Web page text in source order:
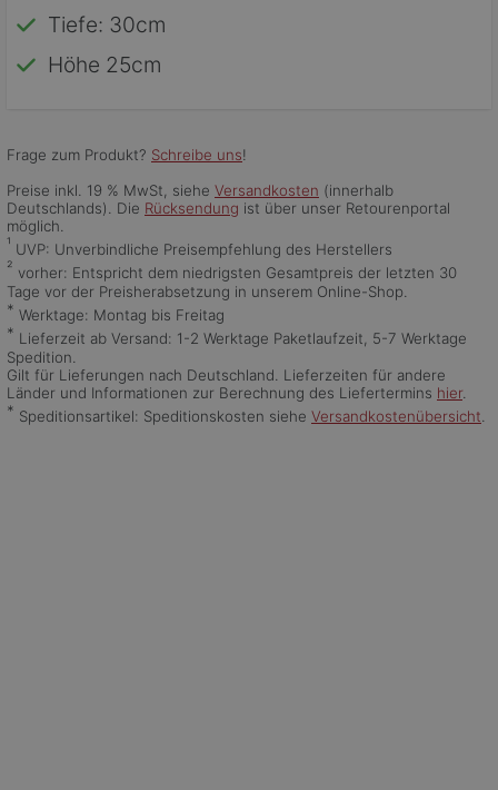
Tiefe: 30cm
Höhe 25cm
Frage zum Produkt? Schreibe uns!
Preise inkl. 19 % MwSt, siehe Versandkosten (innerhalb
Deutschlands). Die Rücksendung ist über unser Retourenportal
möglich.
¹ UVP: Unverbindliche Preisempfehlung des Herstellers
² vorher: Entspricht dem niedrigsten Gesamtpreis der letzten 30
Tage vor der Preisherabsetzung in unserem Online-Shop.
* Werktage: Montag bis Freitag
* Lieferzeit ab Versand: 1-2 Werktage Paketlaufzeit, 5-7 Werktage
Spedition.
Gilt für Lieferungen nach Deutschland. Lieferzeiten für andere
Länder und Informationen zur Berechnung des Liefertermins hier
* Speditionsartikel: Speditionskosten siehe Versandkostenübersicht